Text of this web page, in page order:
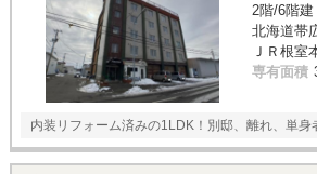
2階/6階建
北海道帯
ＪＲ根室
専有面積
内装リフォーム済みの1LDK！別邸、離れ、単身